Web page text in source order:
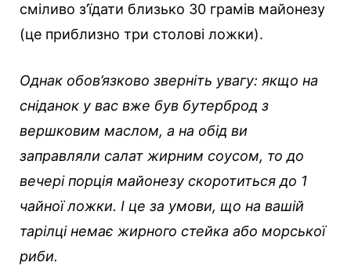
сміливо з’їдати близько 30 грамів майонезу
(це приблизно три столові ложки).
Однак обов’язково зверніть увагу: якщо на
сніданок у вас вже був бутерброд з
вершковим маслом, а на обід ви
заправляли салат жирним соусом, то до
вечері порція майонезу скоротиться до 1
чайної ложки. І це за умови, що на вашій
тарілці немає жирного стейка або морської
риби.